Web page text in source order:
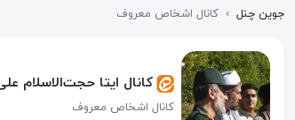
جوین چنل › کانال اشخاص معروف
کانال ایتا حجت‌الاسلام
کانال اشخاص معروف